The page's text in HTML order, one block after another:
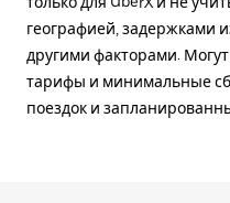
географией, задержками
другими факторами.
тарифы и минимальные
поездок и